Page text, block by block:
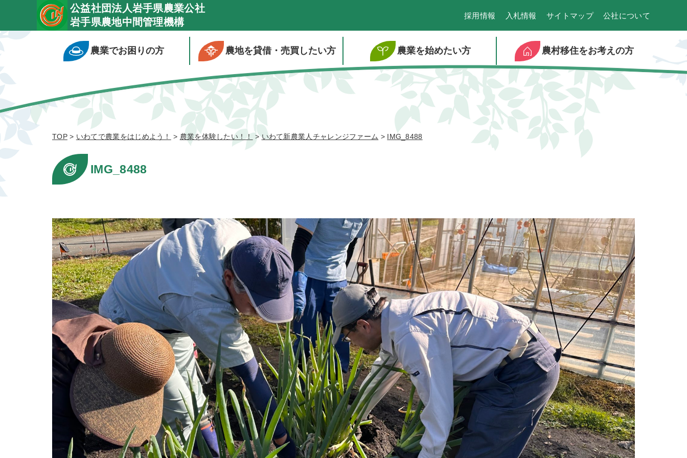
公益社団法人岩手県農業公社
岩手県農地中間管理機構
採用情報 入札情報 サイトマップ 公社について
農業でお困りの方 農地を貸借・売買したい方 農業を始めたい方 農村移住をお考えの方
TOP> いわてで農業をはじめよう！ > 農業を体験したい！！ >いわて新農業人チャレンジファーム > IMG_8488
IMG_8488